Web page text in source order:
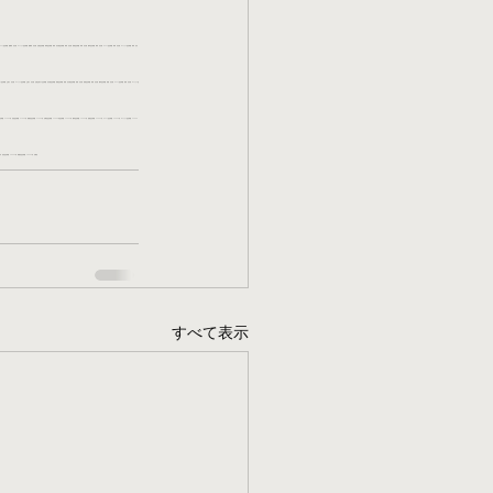
すべて表示